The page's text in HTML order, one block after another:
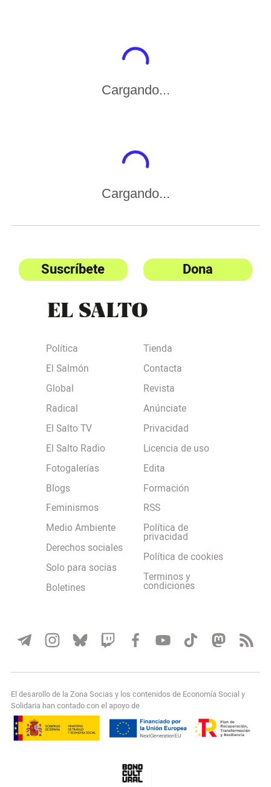
Cargando...
Cargando...
Suscríbete Dona
Política
El Salmón
Global
Radical
El Salto TV
El Salto Radio
Fotogalerías
Blogs
Feminismos
Medio Ambiente
Derechos sociales
Solo para socias
Boletines
Tienda
Contacta
Revista
Anúnciate
Privacidad
Licencia de uso
Edita
Formación
RSS
Política de
privacidad
Política de cookies
Terminos y
condiciones
El desarollo de la Zona Socias y los contenidos de Economía Social y
Solidaria han contado con el apoyo de